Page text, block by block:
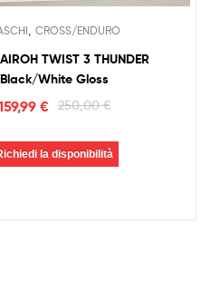
CROSS/ENDURO
TWIST 3 THUNDER
Black/White Gloss
250,00€
€
la disponibilità